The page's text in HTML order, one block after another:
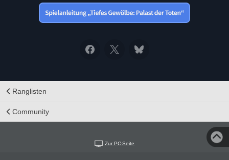
Ranglisten
Community
Zur PC-Seite